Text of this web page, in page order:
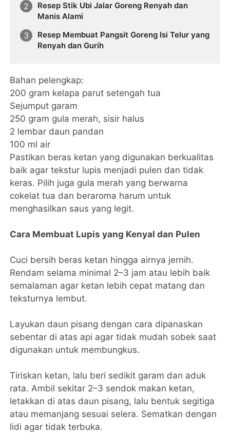
Resep Stik Ubi Jalar Goreng Renyah dan
Manis Alami
​Resep Membuat Pangsit Goreng Isi Telur yang
Renyah dan Gurih
Bahan pelengkap:
200 gram kelapa parut setengah tua
Sejumput garam
250 gram gula merah, sisir halus
2 lembar daun pandan
100 ml air
Pastikan beras ketan yang digunakan berkualitas
baik agar tekstur lupis menjadi pulen dan tidak
keras. Pilih juga gula merah yang berwarna
cokelat tua dan beraroma harum untuk
menghasilkan saus yang legit.
Cara Membuat Lupis yang Kenyal dan Pulen
Cuci bersih beras ketan hingga airnya jernih.
Rendam selama minimal 2–3 jam atau lebih baik
semalaman agar ketan lebih cepat matang dan
teksturnya lembut.
Layukan daun pisang dengan cara dipanaskan
sebentar di atas api agar tidak mudah sobek saat
digunakan untuk membungkus.
Tiriskan ketan, lalu beri sedikit garam dan aduk
rata. Ambil sekitar 2–3 sendok makan ketan,
letakkan di atas daun pisang, lalu bentuk segitiga
atau memanjang sesuai selera. Sematkan dengan
lidi agar tidak terbuka.